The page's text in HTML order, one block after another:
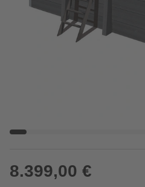
8.399,00 €